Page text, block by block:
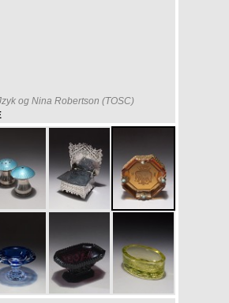
og Nina Robertson (TOSC)